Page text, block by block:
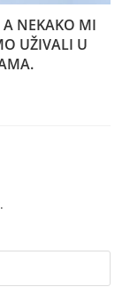
NEKAKO MI
UŽIVALI U